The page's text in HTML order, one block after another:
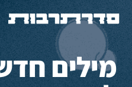
מילים